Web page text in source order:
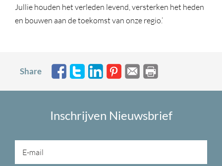
Jullie houden het verleden levend, versterken het heden
en bouwen aan de toekomst van onze regio.’
Share
Inschrijven Nieuwsbrief